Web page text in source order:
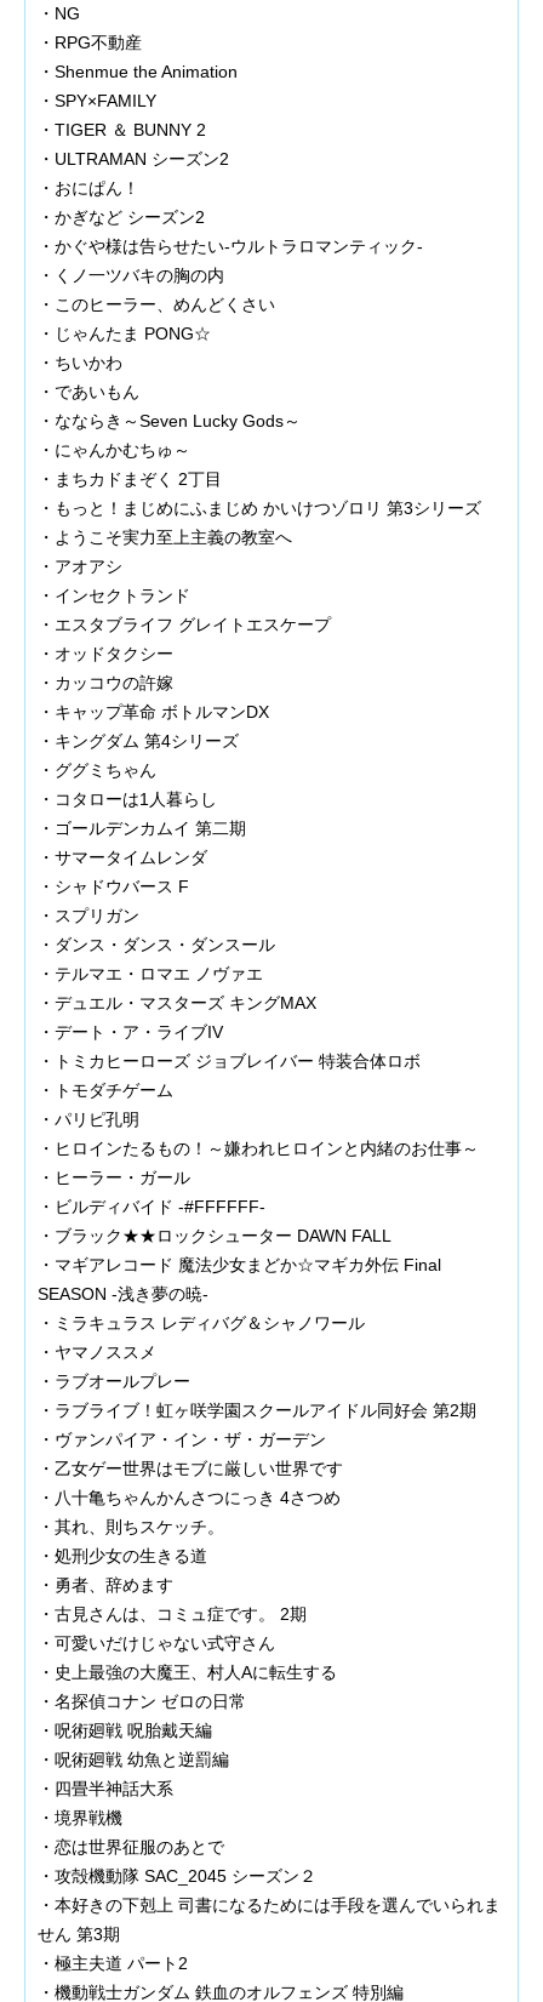
・NG
・RPG不動産
・Shenmue the Animation
・SPY×FAMILY
・TIGER ＆ BUNNY 2
・ULTRAMAN シーズン2
・おにぱん！
・かぎなど シーズン2
・かぐや様は告らせたい-ウルトラロマンティック-
・くノ一ツバキの胸の内
・このヒーラー、めんどくさい
・じゃんたま PONG☆
・ちいかわ
・であいもん
・なならき～Seven Lucky Gods～
・にゃんかむちゅ～
・まちカドまぞく 2丁目
・もっと！まじめにふまじめ かいけつゾロリ 第3シリーズ
・ようこそ実力至上主義の教室へ
・アオアシ
・インセクトランド
・エスタブライフ グレイトエスケープ
・オッドタクシー
・カッコウの許嫁
・キャップ革命 ボトルマンDX
・キングダム 第4シリーズ
・ググミちゃん
・コタローは1人暮らし
・ゴールデンカムイ 第二期
・サマータイムレンダ
・シャドウバース F
・スプリガン
・ダンス・ダンス・ダンスール
・テルマエ・ロマエ ノヴァエ
・デュエル・マスターズ キングMAX
・デート・ア・ライブIV
・トミカヒーローズ ジョブレイバー 特装合体ロボ
・トモダチゲーム
・パリピ孔明
・ヒロインたるもの！～嫌われヒロインと内緒のお仕事～
・ヒーラー・ガール
・ビルディバイド -#FFFFFF-
・ブラック★★ロックシューター DAWN FALL
・マギアレコード 魔法少女まどか☆マギカ外伝 Final
SEASON -浅き夢の暁-
・ミラキュラス レディバグ＆シャノワール
・ヤマノススメ
・ラブオールプレー
・ラブライブ！虹ヶ咲学園スクールアイドル同好会 第2期
・ヴァンパイア・イン・ザ・ガーデン
・乙女ゲー世界はモブに厳しい世界です
・八十亀ちゃんかんさつにっき 4さつめ
・其れ、則ちスケッチ。
・処刑少女の生きる道
・勇者、辞めます
・古見さんは、コミュ症です。 2期
・可愛いだけじゃない式守さん
・史上最強の大魔王、村人Aに転生する
・名探偵コナン ゼロの日常
・呪術廻戦 呪胎戴天編
・呪術廻戦 幼魚と逆罰編
・四畳半神話大系
・境界戦機
・恋は世界征服のあとで
・攻殻機動隊 SAC_2045 シーズン２
・本好きの下剋上 司書になるためには手段を選んでいられま
せん 第3期
・極主夫道 パート2
・機動戦士ガンダム 鉄血のオルフェンズ 特別編